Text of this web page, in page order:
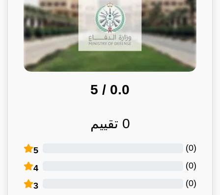
0.0
/ 5
0 تقييم
5 (
0
)
4 (
0
)
3 (
0
)